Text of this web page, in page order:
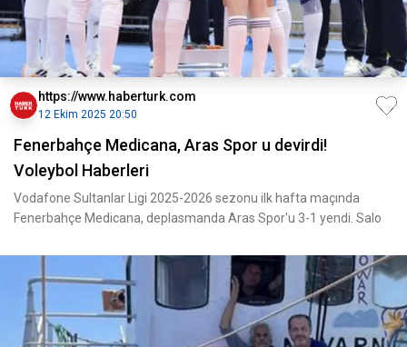
https://www.haberturk.com
12 Ekim 2025 20:50
Fenerbahçe Medicana, Aras Spor u devirdi!
Voleybol Haberleri
Vodafone Sultanlar Ligi 2025-2026 sezonu ilk hafta maçında
Fenerbahçe Medicana, deplasmanda Aras Spor'u 3-1 yendi. Salo